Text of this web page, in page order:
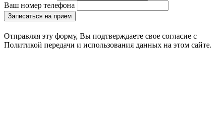
Ваш номер телефона
Записаться на прием
Отправляя эту форму, Вы подтверждаете свое согласие с
Политикой передачи и использования данных на этом сайте.